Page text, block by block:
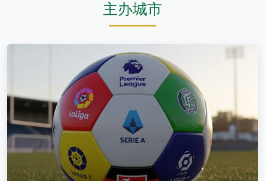
主办城市